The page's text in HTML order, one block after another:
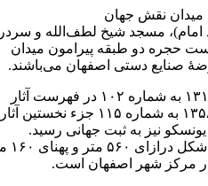
میدان نقش جهان
مسجد شیخ لطف‌الله و
حجره دو طبقه پیرامون میدان
صنایع دستی اصفهان می‌باشند.
میدان نقش جهان در تاریخ ۸ بهمن ۱۳۱۳ به شماره ۱۰۲ در فهرست آثار
ملی ایران ثبت شد و در اردیبهشت ۱۳۵۸ به شماره ۱۱۵ جزء نخستین آثار
نیز به ثبت جهانی رسید.
میدان نقش